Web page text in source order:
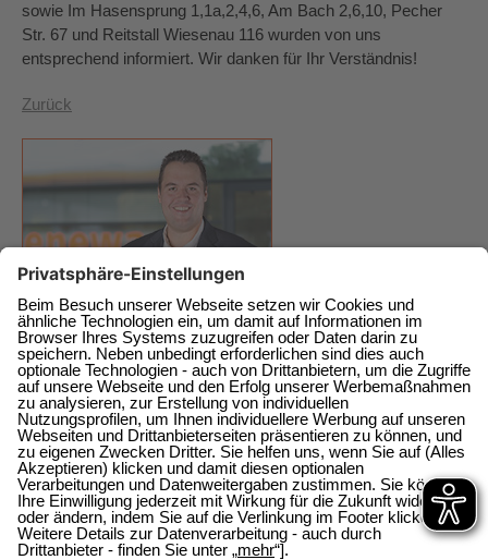
sowie Im Hasensprung 1,1a,2,4,6, Am Bach 2,6,10, Pecher
Str. 67 und Reitstall Wiesenau 116 wurden von uns
entsprechend informiert. Wir danken für Ihr Verständnis!
Zurück
enewa GmbH
Energie + Wasser Wachtberg
Am Wachtbergring 2a
direkt am EKZ
53343 Wachtberg-Berkum
0228 / 377368 0
0228 / 377368 10